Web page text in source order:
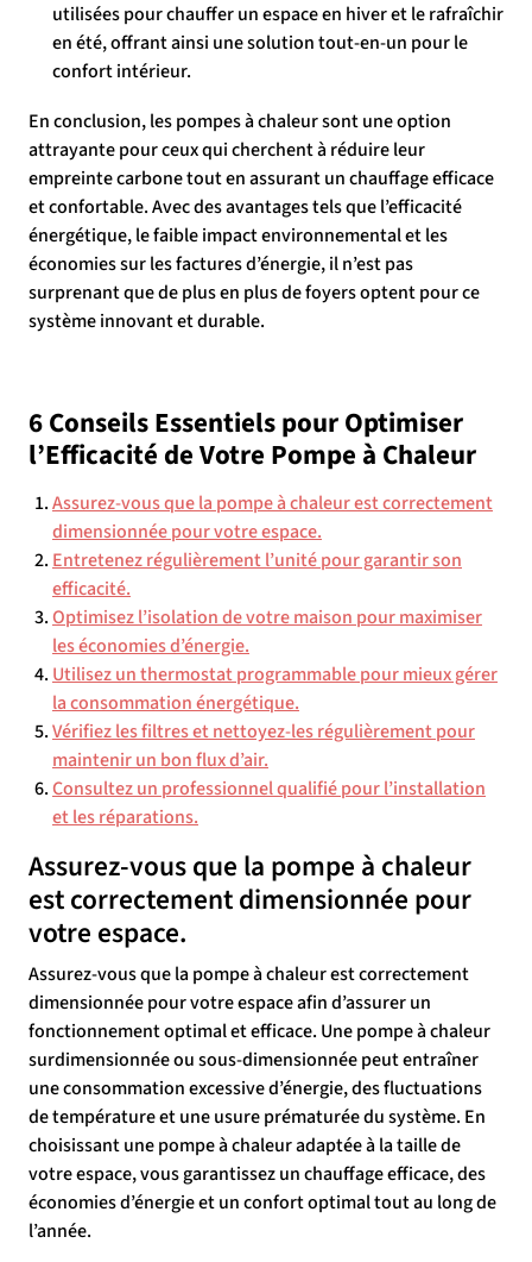
utilisées pour chauffer un espace en hiver et le rafraîchir
en été, offrant ainsi une solution tout-en-un pour le
confort intérieur.
En conclusion, les pompes à chaleur sont une option
attrayante pour ceux qui cherchent à réduire leur
empreinte carbone tout en assurant un chauffage efficace
et confortable. Avec des avantages tels que l’efficacité
énergétique, le faible impact environnemental et les
économies sur les factures d’énergie, il n’est pas
surprenant que de plus en plus de foyers optent pour ce
système innovant et durable.
6 Conseils Essentiels pour Optimiser
l’Efficacité de Votre Pompe à Chaleur
Assurez-vous que la pompe à chaleur est correctement
dimensionnée pour votre espace.
Entretenez régulièrement l’unité pour garantir son
efficacité.
Optimisez l’isolation de votre maison pour maximiser
les économies d’énergie.
Utilisez un thermostat programmable pour mieux gérer
la consommation énergétique.
Vérifiez les filtres et nettoyez-les régulièrement pour
maintenir un bon flux d’air.
Consultez un professionnel qualifié pour l’installation
et les réparations.
Assurez-vous que la pompe à chaleur
est correctement dimensionnée pour
votre espace.
Assurez-vous que la pompe à chaleur est correctement
dimensionnée pour votre espace afin d’assurer un
fonctionnement optimal et efficace. Une pompe à chaleur
surdimensionnée ou sous-dimensionnée peut entraîner
une consommation excessive d’énergie, des fluctuations
de température et une usure prématurée du système. En
choisissant une pompe à chaleur adaptée à la taille de
votre espace, vous garantissez un chauffage efficace, des
économies d’énergie et un confort optimal tout au long de
l’année.